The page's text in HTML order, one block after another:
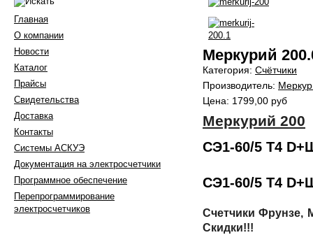
Меркурий
Категория: Счётчики
Производитель:
Цена: 1799,00 руб
Меркурий 200
СЭ1-60/5 Т4
СЭ1-60/5 Т4
Счетчики Фрунзе,
Скидки!!!
Главная
О компании
Новости
Каталог
Прайсы
Свидетельства
Доставка
Контакты
Системы АСКУЭ
Документация на электросчетчики
Программное обеспечение
Перепрограммирование
электросчетчиков